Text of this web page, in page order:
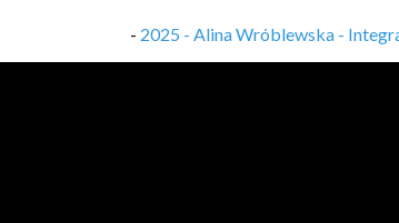
- 2025 - Alina Wróblewska -